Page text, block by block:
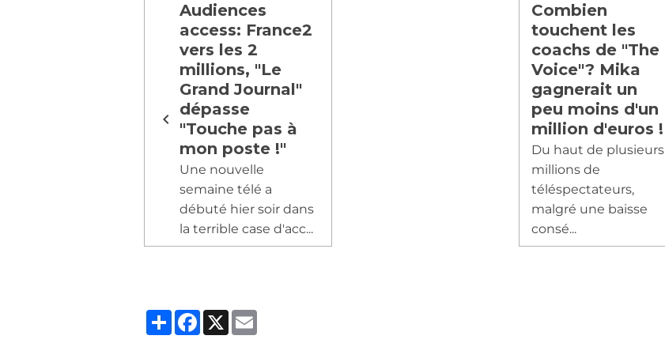
Audiences
access: France2
vers les 2
millions, "Le
Grand Journal"
dépasse
"Touche pas à
mon poste !"
Une nouvelle
semaine télé a
débuté hier soir dans
la terrible case d'acc...
Combien
touchent les
coachs de "The
Voice"? Mika
gagnerait un
peu moins d'un
million d'euros !
Du haut de plusieurs
millions de
téléspectateurs,
malgré une baisse
consé...
Partager
Facebook
X